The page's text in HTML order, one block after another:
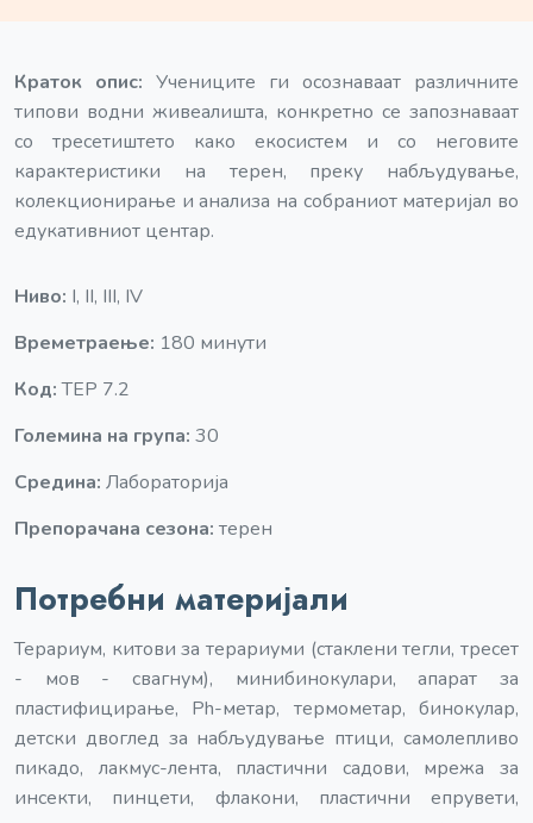
Краток опис: Учениците ги осознаваат различните
типови водни живеалишта, конкретно се запознаваат
со тресетиштето како екосистем и со неговите
карактеристики на терен, преку набљудување,
колекционирање и анализа на собраниот материјал во
едукативниот центар.
Ниво: I, II, III, IV
Времетраење: 180 минути
Код:ТЕР 7.2
Големина на група: 30
Средина: Лабораторија
Препорачана сезона: терен
Потребни материјали
Терариум, китови за терариуми (стаклени тегли, тресет
- мов - свагнум), минибинокулари, апарат за
пластифицирање, Ph-метар, термометар, бинокулар,
детски двоглед за набљудување птици, самолепливо
пикадо, лакмус-лента, пластични садови, мрежа за
инсекти, пинцети, флакони, пластични епрувети,